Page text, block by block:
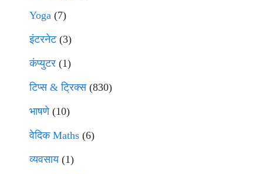
Yoga (7)
इंटरनेट(3)
कंप्युटर (1)
टिप्स & ट्रिक्स(830)
भाषणे(10)
वेदिक Maths (6)
व्यवसाय(1)